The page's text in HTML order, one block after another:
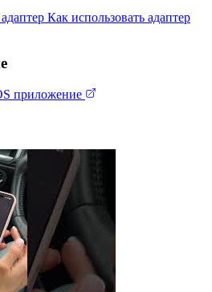
Как использовать адаптер
приложение